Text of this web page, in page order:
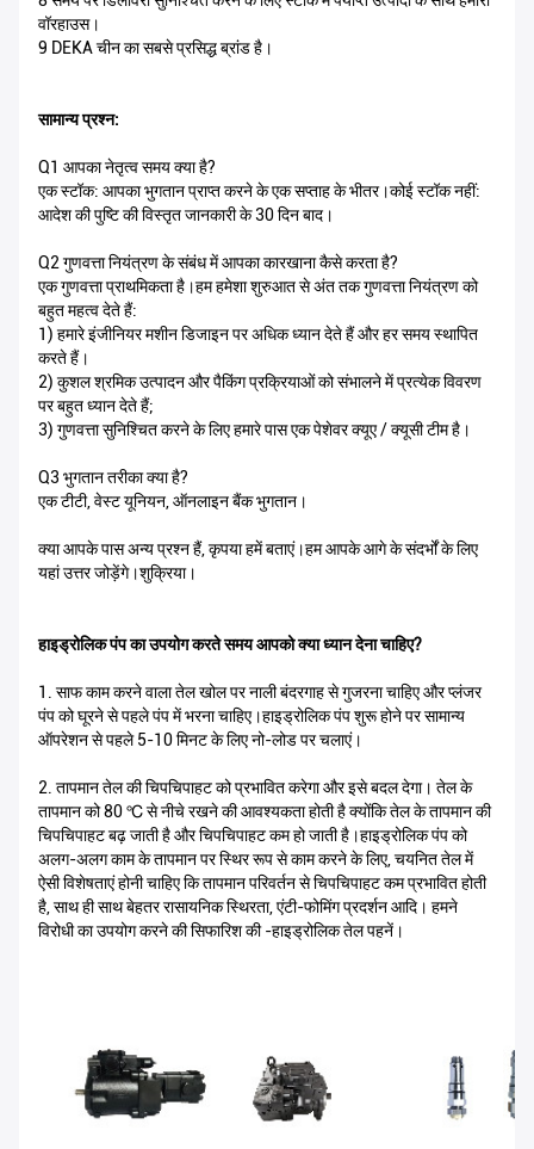
वॉरहाउस।
9 DEKA चीन का सबसे प्रसिद्ध ब्रांड है।
सामान्य प्रश्न:
Q1 आपका नेतृत्व समय क्या है?
एक स्टॉक: आपका भुगतान प्राप्त करने के एक सप्ताह के भीतर।कोई स्टॉक नहीं:
आदेश की पुष्टि की विस्तृत जानकारी के 30 दिन बाद।
Q2 गुणवत्ता नियंत्रण के संबंध में आपका कारखाना कैसे करता है?
एक गुणवत्ता प्राथमिकता है।हम हमेशा शुरुआत से अंत तक गुणवत्ता नियंत्रण को
बहुत महत्व देते हैं:
1) हमारे इंजीनियर मशीन डिजाइन पर अधिक ध्यान देते हैं और हर समय स्थापित
करते हैं।
2) कुशल श्रमिक उत्पादन और पैकिंग प्रक्रियाओं को संभालने में प्रत्येक विवरण
पर बहुत ध्यान देते हैं;
3) गुणवत्ता सुनिश्चित करने के लिए हमारे पास एक पेशेवर क्यूए / क्यूसी टीम है।
Q3 भुगतान तरीका क्या है?
एक टीटी, वेस्ट यूनियन, ऑनलाइन बैंक भुगतान।
क्या आपके पास अन्य प्रश्न हैं, कृपया हमें बताएं।हम आपके आगे के संदर्भों के लिए
यहां उत्तर जोड़ेंगे।शुक्रिया।
हाइड्रोलिक पंप का उपयोग करते समय आपको क्या ध्यान देना चाहिए?
1. साफ काम करने वाला तेल खोल पर नाली बंदरगाह से गुजरना चाहिए और प्लंजर
पंप को घूरने से पहले पंप में भरना चाहिए।हाइड्रोलिक पंप शुरू होने पर सामान्य
ऑपरेशन से पहले 5-10 मिनट के लिए नो-लोड पर चलाएं।
2. तापमान तेल की चिपचिपाहट को प्रभावित करेगा और इसे बदल देगा। तेल के
तापमान को 80 ℃ से नीचे रखने की आवश्यकता होती है क्योंकि तेल के तापमान की
चिपचिपाहट बढ़ जाती है और चिपचिपाहट कम हो जाती है।हाइड्रोलिक पंप को
अलग-अलग काम के तापमान पर स्थिर रूप से काम करने के लिए, चयनित तेल में
ऐसी विशेषताएं होनी चाहिए कि तापमान परिवर्तन से चिपचिपाहट कम प्रभावित होती
है, साथ ही साथ बेहतर रासायनिक स्थिरता, एंटी-फोमिंग प्रदर्शन आदि। हमने
विरोधी का उपयोग करने की सिफारिश की -हाइड्रोलिक तेल पहनें।